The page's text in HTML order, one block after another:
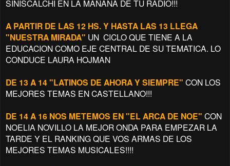
SINISCALCHI EN LA MAÑANA DE TU RADIO!!!
A PARTIR DE LAS 12 HS. Y HASTA LAS 13 LLEGA
"NUESTRA MIRADA" UN CICLO QUE TIENE A LA
EDUCACION COMO EJE CENTRAL DE SU TEMATICA. LO
CONDUCE LAURA HOJMAN
DE 13 A 14 "LATINOS DE AHORA Y SIEMPRE" CON LOS
MEJORES TEMAS EN CASTELLANO!!!
DE 14 A 16 NOS METEMOS EN "EL ARCA DE NOE" CON
NOELIA NOVILLO LA MEJOR ONDA PARA EMPEZAR LA
TARDE Y EL RANKING QUE VOS ARMAS DE LOS
MEJORES TEMAS MUSICALES!!!!